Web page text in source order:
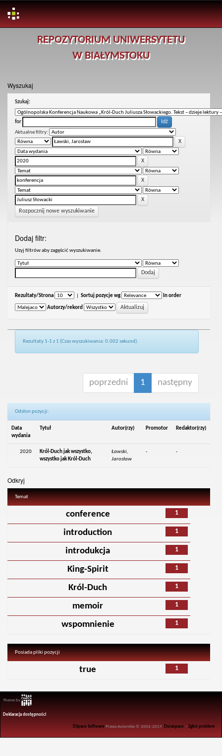
REPOZYTORIUM UNIWERSYTETU
W BIAŁYMSTOKU
Wyszukaj
Szukaj:
for
Aktualne filtry:
Rozpocznij nowe wyszukiwanie
Dodaj filtr:
Uzyj filtrów aby zagęścić wyszukiwanie.
Rezultaty/Strona Sortuj pozycje wg In order
Autorzy/rekord
Rezultaty 1-1 z 1 (Czas wyszukiwania: 0.002 sekund).
poprzedni 1 następny
Odsłon pozycji:
Data
wydania
Tytuł Autor(rzy) Promotor Redaktor(rzy)
2020
Król-Duch jak wszystko,
wszystko jak Król-Duch
Ławski,
Jarosław
- -
Odkryj
Temat
1
conference
1
introduction
1
introdukcja
1
King-Spirit
1
Król-Duch
1
memoir
1
wspomnienie
Posiada pliki pozycji
1
true
Theme by
Deklaracja dostępności
DSpace Software Prawa Autorskie © 2002-2017 Duraspace -Zgłoś problem